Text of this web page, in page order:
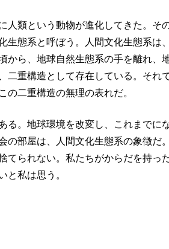
人類という動物が進化してきた。
生態系と呼ぼう。人間文化生態系
から、地球自然生態系の手を離れ
二重構造として存在している。そ
の二重構造の無理の表れだ。
る。地球環境を改変し、これまで
の部屋は、人間文化生態系の象徴
てられない。私たちがからだを持
と私は思う。